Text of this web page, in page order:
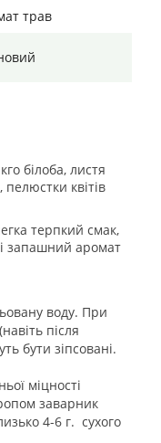
трав
білоба, листя
квітів
терпкий смак,
запашний аромат
воду. При
після
бути зіпсовані.
міцності
заварник
4-6 г. сухого